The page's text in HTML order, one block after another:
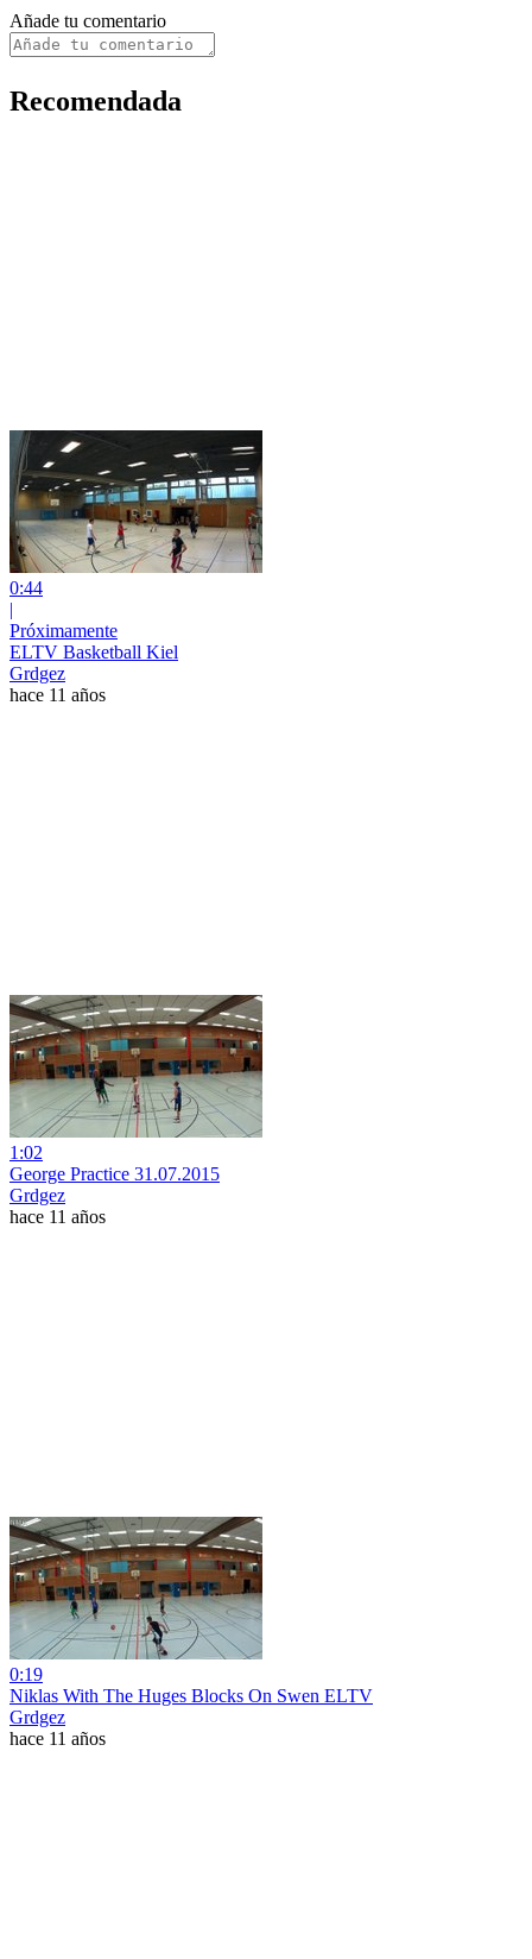
Añade tu comentario
Recomendada
0:44
|
Próximamente
ELTV Basketball Kiel
Grdgez
hace 11 años
1:02
George Practice 31.07.2015
Grdgez
hace 11 años
0:19
Niklas With The Huges Blocks On Swen ELTV
Grdgez
hace 11 años